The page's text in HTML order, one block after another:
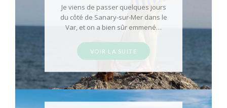
Je viens de passer quelques jours
du côté de Sanary-sur-Mer dans le
Var, et on a bien sûr emmené…
VOIR LA SUITE